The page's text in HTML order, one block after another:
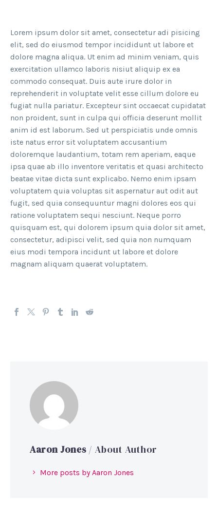
Lorem ipsum dolor sit amet, consectetur adi pisicing
elit, sed do eiusmod tempor incididunt ut labore et
dolore magna aliqua. Ut enim ad minim veniam, quis
exercitation ullamco laboris nisiut aliquip ex ea
commodo consequat. Duis aute irure dolor in
reprehenderit in voluptate velit esse cillum dolore eu
fugiat nulla pariatur. Excepteur sint occaecat cupidatat
non proident, sunt in culpa qui officia deserunt mollit
anim id est laborum. Sed ut perspiciatis unde omnis
iste natus error sit voluptatem accusantium
doloremque laudantium, totam rem aperiam, eaque
ipsa quae ab illo inventore veritatis et quasi architecto
beatae vitae dicta sunt explicabo. Nemo enim ipsam
voluptatem quia voluptas sit aspernatur aut odit aut
fugit, sed quia consequuntur magni dolores eos qui
ratione voluptatem sequi nesciunt. Neque porro
quisquam est, qui dolorem ipsum quia dolor sit amet,
consectetur, adipisci velit, sed quia non numquam
eius modi tempora incidunt ut labore et dolore
magnam aliquam quaerat voluptatem.
Aaron Jones / About Author
More posts by Aaron Jones